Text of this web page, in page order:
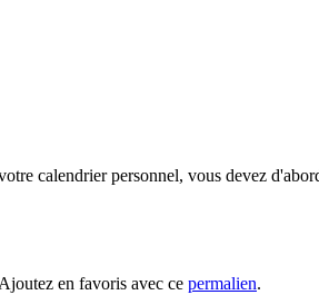
calendrier personnel, vous devez
en favoris avec ce permalien.